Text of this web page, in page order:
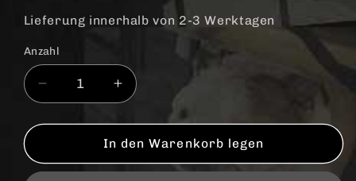
Lieferung innerhalb von 2-3 Werktagen
Anzahl
Anzahl
Verringere
die
Menge
Crusaders
Erhöhe
die
Menge
für
Crusaders
In den Warenkorb legen